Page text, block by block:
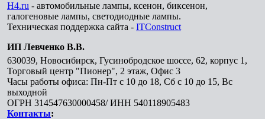
H4.ru - автомобильные лампы, ксенон, биксенон,
галогеновые лампы, светодиодные лампы.
Техническая поддержка сайта - ITConstruct
ИП Левченко В.В.
630039, Новосибирск, Гусинобродское шоссе, 62, корпус 1,
Торговый центр "Пионер", 2 этаж, Офис 3
Часы работы офиса: Пн-Пт с 10 до 18, Сб с 10 до 15, Вс
выходной
ОГРН 314547630000458/ ИНН 540118905483
Контакты: